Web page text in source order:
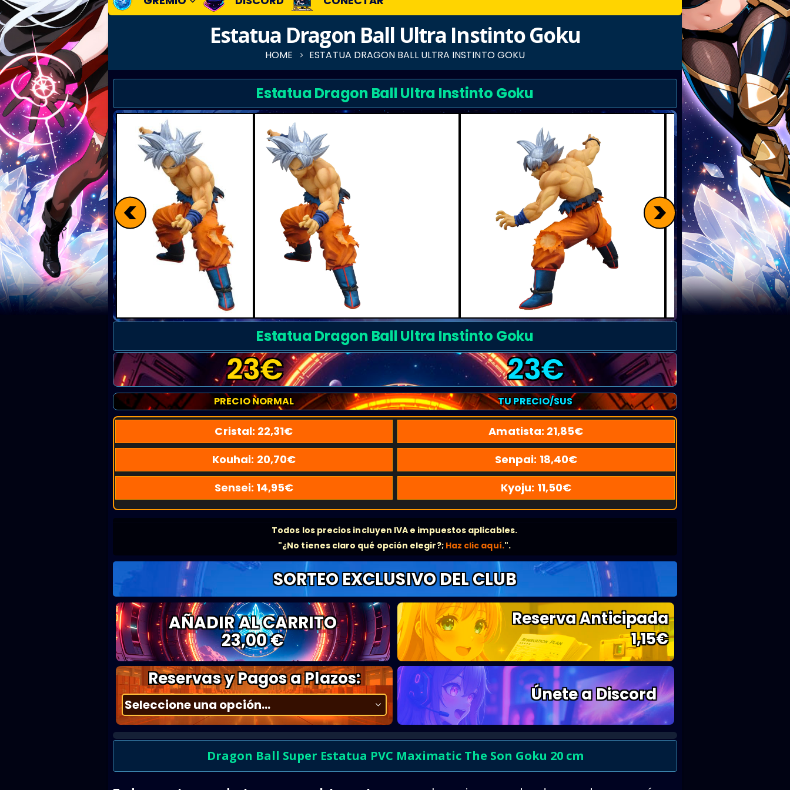
Estatua Dragon Ball Ultra Instinto Goku
HOME ESTATUA DRAGON BALL ULTRA INSTINTO GOKU
Estatua Dragon Ball Ultra Instinto Goku
< >
Estatua Dragon Ball Ultra Instinto Goku
23€ 23€
PRECIO NORMAL TU PRECIO/SUS
Cristal: 22,31€ Amatista: 21,85€
Kouhai: 20,70€ Senpai: 18,40€
Sensei: 14,95€ Kyoju: 11,50€
Todos los precios incluyen IVA e impuestos aplicables.
"¿No tienes claro qué opción elegir?; Haz clic aquí.".
SORTEO EXCLUSIVO DEL CLUB
AÑADIR AL CARRITO
23,00 €
Reserva Anticipada
1,15€
Reservas y Pagos a Plazos:
Únete a Discord
Dragon Ball Super Estatua PVC Maximatic The Son Goku 20 cm